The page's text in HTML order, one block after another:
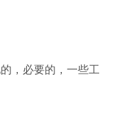
，必要的，一些工